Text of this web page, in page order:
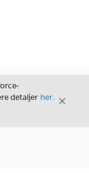
detaljer her.
Luk